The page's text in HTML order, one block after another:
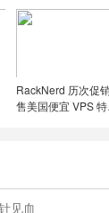
流媒体、跨境电商和
RackNerd 历次促
售美国便宜 VPS 特